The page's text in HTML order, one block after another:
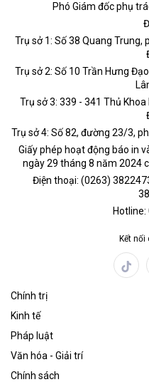
Phó Giám đốc phụ
Trụ sở 1: Số 38 Quang
Trụ sở 2: Số 10 Trần Hưng
Trụ sở 3: 339 - 341 Thủ
Trụ sở 4: Số 82, đường 23/3,
Giấy phép hoạt động báo in
ngày 29 tháng 8 năm 2024
Điện thoại: (0263)
Kết
Chính trị
Kinh tế
Pháp luật
Văn hóa - Giải trí
Chính sách